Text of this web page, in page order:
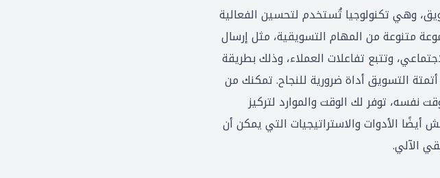
وهي تكنولوجيا تُستخدم لتحسين الفعالية
متنوعة من المهام التسويقية، مثل إرسال
وتتبع تفاعلات العملاء، وذلك بطريقة
التسويق أداة ضرورية للنجاح. تمكنك من
نفسه، توفر لك الوقت والموارد لتركيز
الأدوات والاستراتيجيات التي يمكن أن
الآلي.